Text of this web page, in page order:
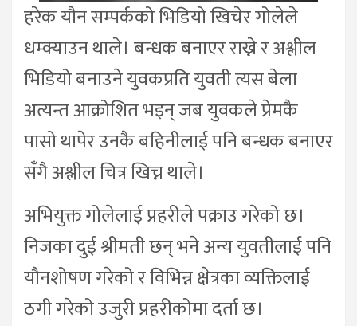
हरेक यौन सम्पर्कको भिडियो खिचेर गोलेले
धम्क्याउन थाले। बन्धक बनाएर राख्ने र अश्लील
भिडियो बनाउने युवकप्रति युवती त्यस बेला
अत्यन्त आक्रोशित भइन् जब युवकले प्रेमकै
पासो थापेर उनकै बहिनीलाई पनि बन्धक बनाएर
सँगै अश्लील चित्र खिच्न थाले।
अभियुक्त गोलेलाई प्रहरीले पक्राउ गरेको छ।
निजका दुई श्रीमती छन् भने अन्य युवतीलाई पनि
यौनशोषण गरेको र विभिन्न क्षेत्रका व्यक्तिलाई
ठगी गरेको उजुरी प्रहरीकोमा दर्ता छ।